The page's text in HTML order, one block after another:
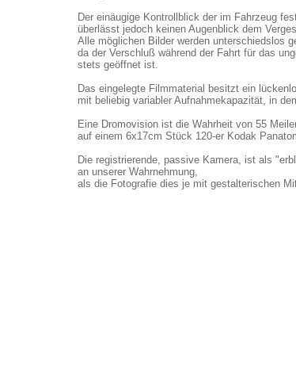
Der einäugige Kontrollblick der im Fahrzeug
überlässt jedoch keinen Augenblick dem
Alle möglichen Bilder werden unterschiedslos
da der Verschluß während der Fahrt für das
stets geöffnet ist.
Das eingelegte Filmmaterial besitzt ein
mit beliebig variabler Aufnahmekapazität, in
Eine Dromovision ist die Wahrheit von 55
auf einem 6x17cm Stück 120-er Kodak
Die registrierende, passive Kamera, ist als
an unserer Wahrnehmung,
als die Fotografie dies je mit gestalterischen